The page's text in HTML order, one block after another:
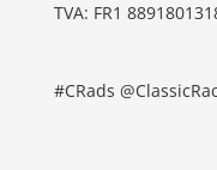
TVA: FR1
#CRads